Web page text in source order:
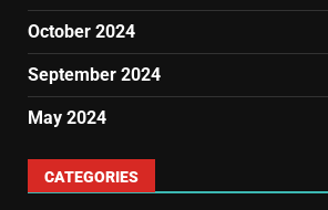
October 2024
September 2024
May 2024
CATEGORIES